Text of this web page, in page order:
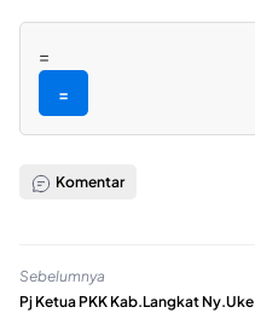
=
=
Komentar
Sebelumnya
Pj Ketua PKK Kab.Langkat Ny.Uke